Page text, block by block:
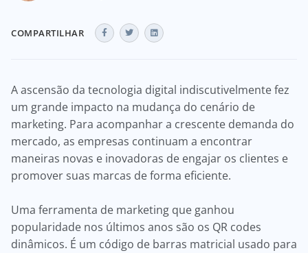
COMPARTILHAR
A ascensão da tecnologia digital indiscutivelmente fez
um grande impacto na mudança do cenário de
marketing. Para acompanhar a crescente demanda do
mercado, as empresas continuam a encontrar
maneiras novas e inovadoras de engajar os clientes e
promover suas marcas de forma eficiente.
Uma ferramenta de marketing que ganhou
popularidade nos últimos anos são os QR codes
dinâmicos. É um código de barras matricial usado para